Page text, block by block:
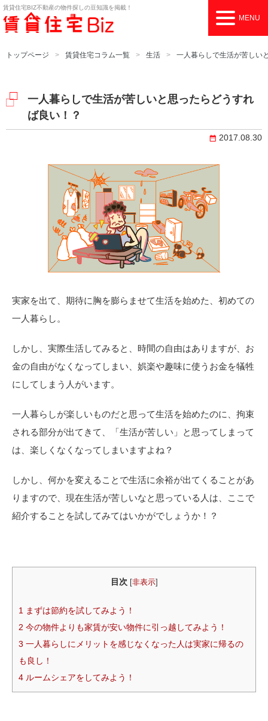
賃貸住宅BIZ不動産の物件探しの豆知識を掲載！
MENU
トップページ 賃貸住宅コラム一覧 生活 一人暮らしで生活が苦しい
一人暮らしで生活が苦しいと思ったらどうすれ
ば良い！？
2017.08.30
実家を出て、期待に胸を膨らませて生活を始めた、初めての
一人暮らし。
しかし、実際生活してみると、時間の自由はありますが、お
金の自由がなくなってしまい、娯楽や趣味に使うお金を犠牲
にしてしまう人がいます。
一人暮らしが楽しいものだと思って生活を始めたのに、拘束
される部分が出てきて、「生活が苦しい」と思ってしまって
は、楽しくなくなってしまいますよね？
しかし、何かを変えることで生活に余裕が出てくることがあ
りますので、現在生活が苦しいなと思っている人は、ここで
紹介することを試してみてはいかがでしょうか！？
目次 [非表示]
1
まずは節約を試してみよう！
2 今の物件よりも家賃が安い物件に引っ越してみよう！
3 一人暮らしにメリットを感じなくなった人は実家に帰るの
も良し！
4 ルームシェアをしてみよう！